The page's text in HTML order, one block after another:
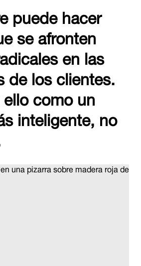
puede hacer
se afronten
en las
de los clientes.
como un
inteligente, no